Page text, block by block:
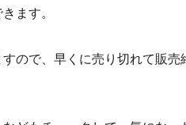
ます。
ので、早くに売り切れて販売